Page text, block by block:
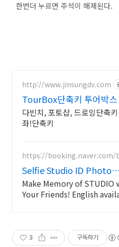
한번더 누르면 주석이 해제된다.
http://www.jinsungdv.com
TourBox단축키 투어박스
다빈치, 포토샵, 드로잉단축
좌!단축키
https://
Selfie Studio ID Photo
Studio
Make Memory of STUDIO
Your Friends! English
3 구독하기